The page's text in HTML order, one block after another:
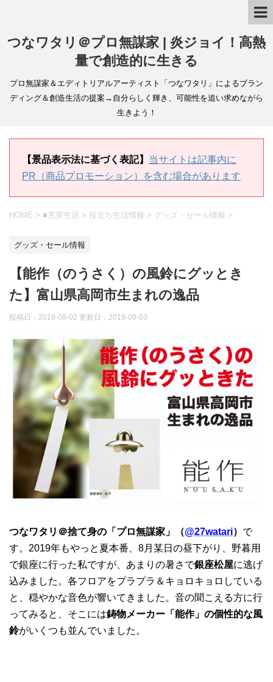
つなワタリ＠プロ無謀家 | 炎ジョイ！高熱
量で創造的に生きる
プロ無謀家＆エディトリアルアーティスト「つなワタリ」によるブラン
ディング＆創造生活の提案→自分らしく輝き、可能性を追い求めながら
生きよう！
【景品表示法に基づく表記】 当サイトは記事内に
PR（商品プロモーション）を含む場合があります
HOME > ■充実生活 > 役立ち生活情報 > グッズ・セール情報 >
グッズ・セール情報
【能作（のうさく）の風鈴にグッとき
た】富山県高岡市生まれの逸品
投稿日：2019-08-02 更新日： 2019-08-03
つなワタリ＠捨て身の「プロ無謀家」（@27watari） で
す。2019年もやっと夏本番、8月某日の昼下がり、野暮用
で銀座に行った私ですが、あまりの暑さで銀座松屋に逃げ
込みました。各フロアをプラプラ＆キョロキョロしている
と、穏やかな音色が響いてきました。音の聞こえる方に行
ってみると、そこには鋳物メーカー「能作」の個性的な風
鈴がいくつも並んでいました。